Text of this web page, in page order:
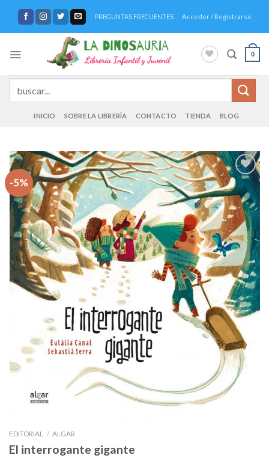
contenido
PREGUNTAS FRECUENTES Acceder / Registrarse
0
INICIO SOBRE LA LIBRERÍA CONTACTO TIENDA BLOG
-5%
Añadir
a la
lista de
deseos
EDITORIAL / ALGAR
El interrogante gigante